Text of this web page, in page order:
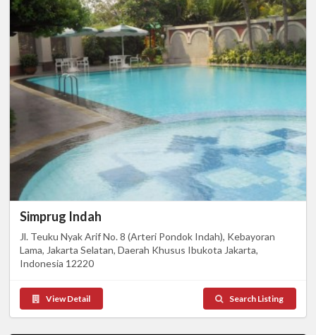
Simprug Indah
Jl. Teuku Nyak Arif No. 8 (Arteri Pondok Indah), Kebayoran
Lama, Jakarta Selatan, Daerah Khusus Ibukota Jakarta,
Indonesia 12220
View Detail Search Listing